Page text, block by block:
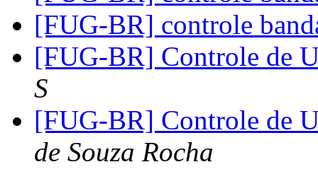
[FUG-BR] controle
[FUG-BR] Controle de
S
[FUG-BR] Controle de
de Souza Rocha